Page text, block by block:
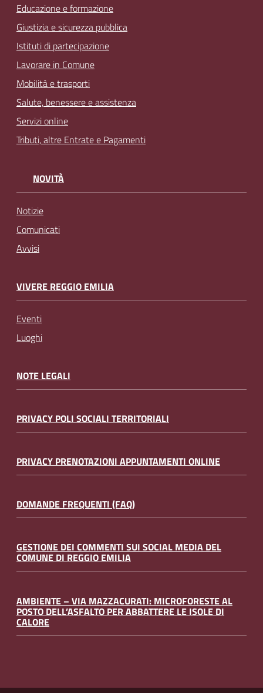
Educazione e formazione
Giustizia e sicurezza pubblica
Istituti di partecipazione
Lavorare in Comune
Mobilità e trasporti
Salute, benessere e assistenza
Servizi online
Tributi, altre Entrate e Pagamenti
NOVITÀ
Notizie
Comunicati
Avvisi
VIVERE REGGIO EMILIA
Eventi
Luoghi
NOTE LEGALI
PRIVACY POLI SOCIALI TERRITORIALI
PRIVACY PRENOTAZIONI APPUNTAMENTI ONLINE
DOMANDE FREQUENTI (FAQ)
GESTIONE DEI COMMENTI SUI SOCIAL MEDIA DEL
COMUNE DI REGGIO EMILIA
AMBIENTE – VIA MAZZACURATI: MICROFORESTE AL
POSTO DELL’ASFALTO PER ABBATTERE LE ISOLE DI
CALORE